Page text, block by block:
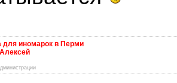
для иномарок в Перми